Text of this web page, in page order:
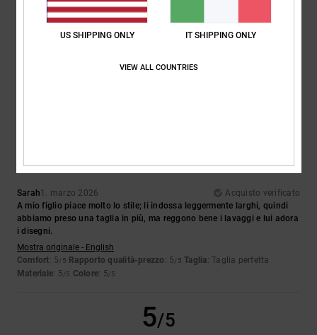
Manfred14. marzo 2026
Sarah1. marzo 2026
Acquisto verificato
A mio figlio piace molto lo stile; li indossa leggermente larghi, quindi
abbiamo preso una taglia in più, ma reggono bene i lavaggi e lui adora
i disegni.
Mostra originale - English
Comfort: 5/5 Rapporto qualità-prezzo : 5/5 Taglia: Taglia perfetta
Materiale: 5/5 Colore: 5/5
5/5
US SHIPPING ONLY IT SHIPPING ONLY
VIEW ALL COUNTRIES